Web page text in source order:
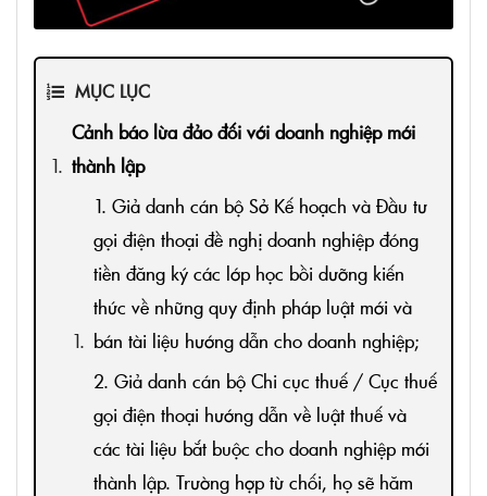
MỤC LỤC
Cảnh báo lừa đảo đối với doanh nghiệp mới
thành lập
1. Giả danh cán bộ Sở Kế hoạch và Đầu tư
gọi điện thoại đề nghị doanh nghiệp đóng
tiền đăng ký các lớp học bồi dưỡng kiến
thức về những quy định pháp luật mới và
bán tài liệu hướng dẫn cho doanh nghiệp;
2. Giả danh cán bộ Chi cục thuế / Cục thuế
gọi điện thoại hướng dẫn về luật thuế và
các tài liệu bắt buộc cho doanh nghiệp mới
thành lập. Trường hợp từ chối, họ sẽ hăm